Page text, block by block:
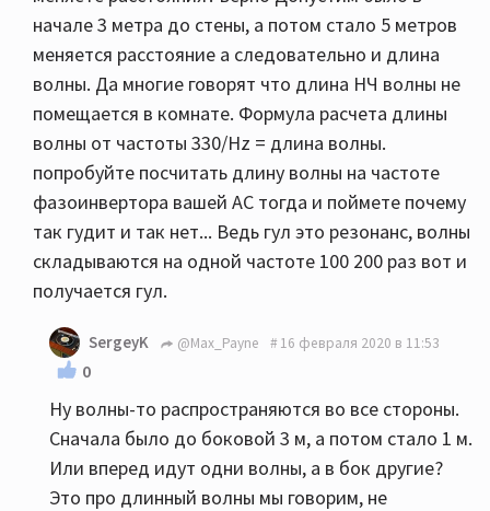
начале 3 метра до стены, а потом стало 5 метров
меняется расстояние а следовательно и длина
волны. Да многие говорят что длина НЧ волны не
помещается в комнате. Формула расчета длины
волны от частоты 330/Hz = длина волны.
попробуйте посчитать длину волны на частоте
фазоинвертора вашей АС тогда и поймете почему
так гудит и так нет... Ведь гул это резонанс, волны
складываются на одной частоте 100 200 раз вот и
получается гул.
SergeyK @Max_Payne 16 февраля 2020 в 11:53
0
Ну волны-то распространяются во все стороны.
Сначала было до боковой 3 м, а потом стало 1 м.
Или вперед идут одни волны, а в бок другие?
Это про длинный волны мы говорим, не